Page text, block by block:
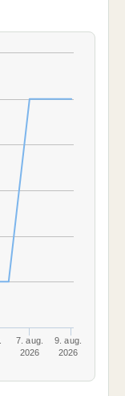
7. aug.
2026
9. aug.
2026